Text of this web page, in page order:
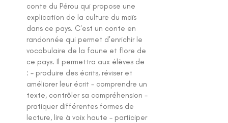
conte du Pérou qui propose une
explication de la culture du maïs
dans ce pays. C'est un conte en
randonnée qui permet d'enrichir le
vocabulaire de la faune et flore de
ce pays. Il permettra aux élèves de
: - produire des écrits, réviser et
améliorer leur écrit - comprendre un
texte, contrôler sa compréhension -
pratiquer différentes formes de
lecture, lire à voix haute - participer